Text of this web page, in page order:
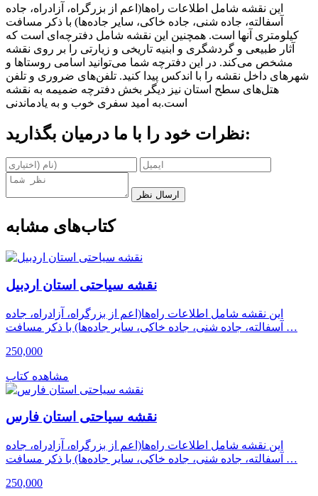
این نقشه شامل اطلاعات راه‌ها(اعم از بزرگراه، آزادراه، جاده
آسفالته، جاده شنی، جاده خاکی، سایر جاده‌ها) با ذکر مسافت
کیلومتری آنها است. همچنین این نقشه شامل دفترچه‌ای است که
آثار طبیعی و گردشگری و ابنیه تاریخی و زیارتی را بر روی نقشه
مشخص می‌کند. در این دفترچه شما می‌توانید اسامی روستاها و
شهرهای داخل نقشه را با اندکس پیدا کنید. تلفن‌های ضروری و تلفن
هتل‌های سطح استان نیز دیگر بخش دفترچه ضمیمه به نقشه
است.به امید سفری خوب و به یادماندنی
نظرات خود را با ما درمیان بگذارید:
ارسال نظر
کتاب‌های مشابه
نقشه سیاحتی استان اردبیل
این نقشه شامل اطلاعات راه‌ها(اعم از بزرگراه، آزادراه، جاده
آسفالته، جاده شنی، جاده خاکی، سایر جاده‌ها) با ذکر مسافت …
250,000
مشاهده کتاب
نقشه سیاحتی استان فارس
این نقشه شامل اطلاعات راه‌ها(اعم از بزرگراه، آزادراه، جاده
آسفالته، جاده شنی، جاده خاکی، سایر جاده‌ها) با ذکر مسافت …
250,000